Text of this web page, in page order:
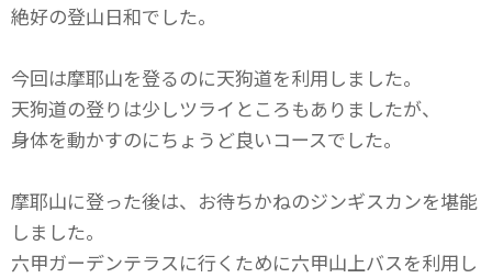
絶好の登山日和でした。
今回は摩耶山を登るのに天狗道を利用しました。
天狗道の登りは少しツライところもありましたが、
身体を動かすのにちょうど良いコースでした。
摩耶山に登った後は、お待ちかねのジンギスカンを堪能
しました。
六甲ガーデンテラスに行くために六甲山上バスを利用し